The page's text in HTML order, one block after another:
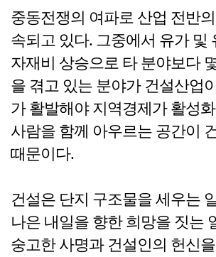
중동전쟁의 여파로 산업 전반
속되고 있다. 그중에서 유가 및
자재비 상승으로 타 분야보다
을 겪고 있는 분야가 건설산업
가 활발해야 지역경제가 활성
사람을 함께 아우르는 공간이
때문이다.
건설은 단지 구조물을 세우는
나은 내일을 향한 희망을 짓는
숭고한 사명과 건설인의 헌신